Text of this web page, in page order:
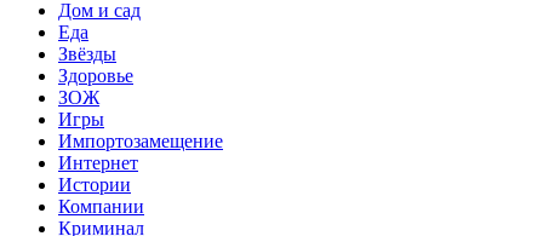
Дом и сад
Еда
Звёзды
Здоровье
ЗОЖ
Игры
Импортозамещение
Интернет
Истории
Компании
Криминал